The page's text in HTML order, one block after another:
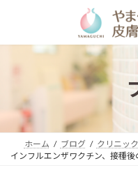
ン
プ
ー
動
ホーム ブログ
クリニッ
インフルエンザワクチン、接種後